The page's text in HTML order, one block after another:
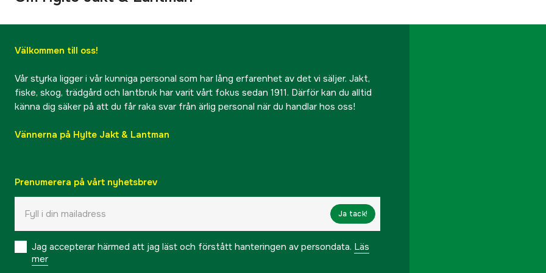
Välkommen till oss!
Vår styrka ligger i vår kunniga personal som har lång erfarenhet av det vi säljer. Jakt,
fiske, skog, trädgård och lantbruk har varit vårt fokus sedan 1911. Därför kan du alltid
känna dig säker på att du får raka svar från ärlig personal när du handlar hos oss!
Vännerna på Hylte Jakt & Lantman
Prenumerera på vårt nyhetsbrev
Ja tack!
Jag accepterar härmed att jag läst och förstått hanteringen av persondata. Läs
mer